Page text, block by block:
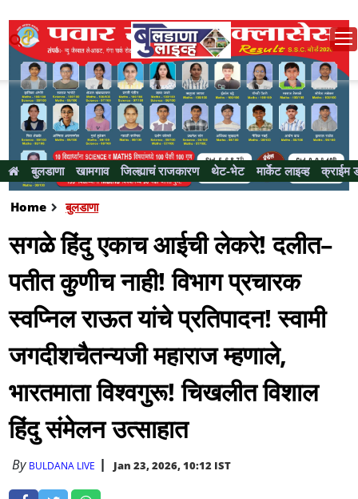
बुलडाणा खामगाव जिल्ह्याचं राजकारण थेट-भेट मार्केट लाइव्ह क्राईम
Home बुलडाणा
सगळे हिंदु एकाच आईची लेकरे! दलीत–
पतीत कुणीच नाही! विभाग प्रचारक
स्वप्निल राऊत यांचे प्रतिपादन! स्वामी
जगदीशचैतन्यजी महाराज म्हणाले,
भारतमाता विश्वगुरू! चिखलीत विशाल
हिंदु संमेलन उत्साहात
By BULDANA LIVE Jan 23, 2026, 10:12 IST